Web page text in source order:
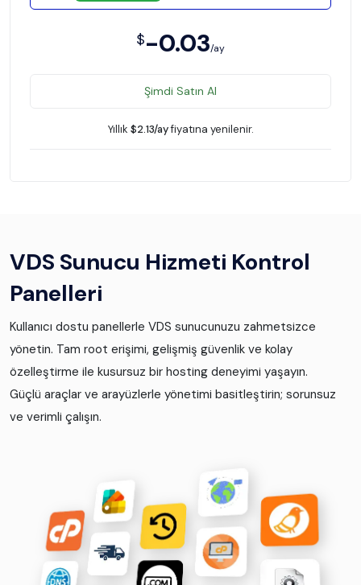
$-0.03/ay
Şimdi Satın Al
Yıllık $2.13/ayfiyatına yenilenir.
VDS Sunucu Hizmeti Kontrol
Panelleri
Kullanıcı dostu panellerle VDS sunucunuzu zahmetsizce
yönetin. Tam root erişimi, gelişmiş güvenlik ve kolay
özelleştirme ile kusursuz bir hosting deneyimi yaşayın.
Güçlü araçlar ve arayüzlerle yönetimi basitleştirin; sorunsuz
ve verimli çalışın.